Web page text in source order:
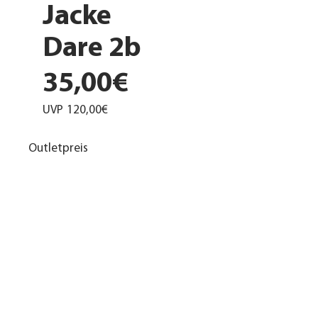
Jacke
Dare 2b
35,00€
UVP 120,00€
Outletpreis